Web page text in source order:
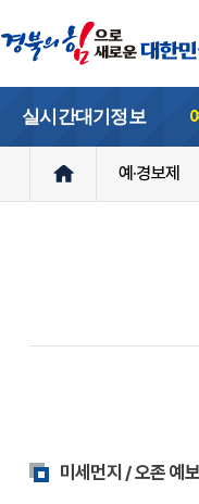
실시간대기정보
예·경보제
미세먼지 / 오존 예보